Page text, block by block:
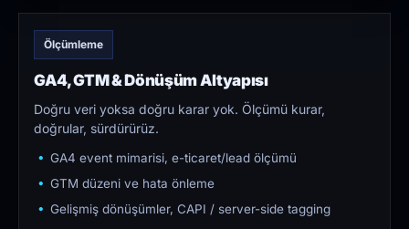
Ölçümleme
GA4, GTM & Dönüşüm Altyapısı
Doğru veri yoksa doğru karar yok. Ölçümü kurar,
doğrular, sürdürürüz.
GA4 event mimarisi, e-ticaret/lead ölçümü
GTM düzeni ve hata önleme
Gelişmiş dönüşümler, CAPI / server-side tagging